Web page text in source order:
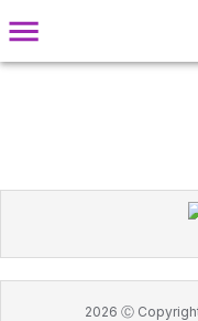
2026 Ⓒ